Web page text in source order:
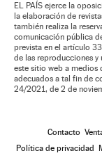
EL PAÍS ejerce la
la elaboración de
también realiza la
comunicación pública
prevista en el artículo
de las reproducciones y
este sitio web a medios
adecuados a tal fin de
24/2021, de 2 de
Contacto
Política de privacidad